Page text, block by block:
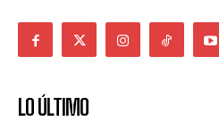
LO ÚLTIMO